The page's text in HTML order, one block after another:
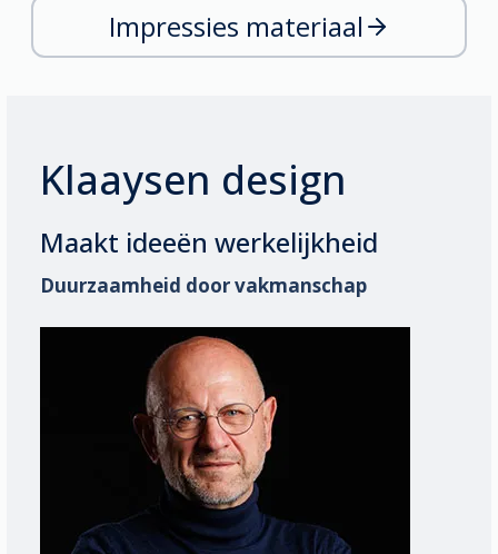
Impressies materiaal
Klaaysen design
Maakt ideeën werkelijkheid
Duurzaamheid door vakmanschap